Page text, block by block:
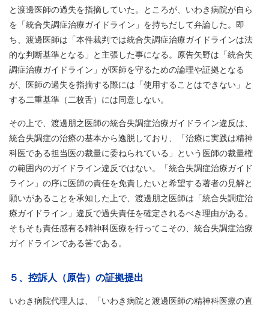
と渡邊医師の過失を指摘していた。ところが、いわき病院が自ら
を「統合失調症治療ガイドライン」を持ちだして弁論した。即
ち、渡邊医師は「本件裁判では統合失調症治療ガイドラインは法
的な判断基準となる」と主張した事になる。原告矢野は「統合失
調症治療ガイドライン」が医師を守るための論理や証拠となる
が、医師の過失を指摘する際には「使用することはできない」と
する二重基準（二枚舌）には同意しない。
その上で、渡邊朋之医師の統合失調症治療ガイドライン違反は、
統合失調症の治療の基本から逸脱しており、「治療に実践は精神
科医である担当医の裁量に委ねられている」という医師の裁量権
の範囲内のガイドライン違反ではない。「統合失調症治療ガイド
ライン」の序に医師の責任を免責したいと希望する著者の見解と
願いがあることを承知した上で、渡邊朋之医師は「統合失調症治
療ガイドライン」違反で過失責任を確定されるべき理由がある。
そもそも責任感有る精神科医療を行ってこその、統合失調症治療
ガイドラインである筈である。
５、控訴人（原告）の証拠提出
いわき病院代理人は、「いわき病院と渡邊医師の精神科医療の直